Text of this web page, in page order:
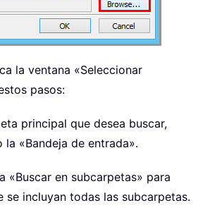
la ventana «Seleccionar
pasos:
principal que desea buscar,
«Bandeja de entrada».
«Buscar en subcarpetas» para
se incluyan todas las subcarpetas.